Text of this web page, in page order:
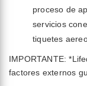
proceso de
servicios
tiquetes
IMPORTANTE:
factores externos